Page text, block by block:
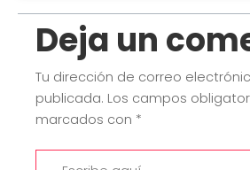
Deja un
Tu dirección de correo
publicada. Los campos
marcados con *